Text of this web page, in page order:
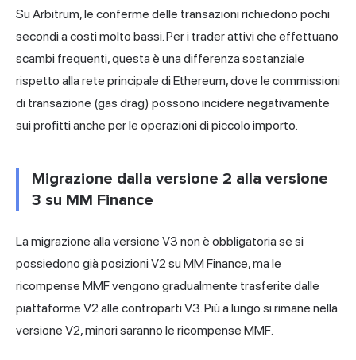
Su Arbitrum, le conferme delle transazioni richiedono pochi
secondi a costi molto bassi. Per i trader attivi che effettuano
scambi frequenti, questa è una differenza sostanziale
rispetto alla rete principale di Ethereum, dove le commissioni
di transazione (gas drag) possono incidere negativamente
sui profitti anche per le operazioni di piccolo importo.
Migrazione dalla versione 2 alla versione
3 su MM Finance
La migrazione alla versione V3 non è obbligatoria se si
possiedono già posizioni V2 su MM Finance, ma le
ricompense MMF vengono gradualmente trasferite dalle
piattaforme V2 alle controparti V3. Più a lungo si rimane nella
versione V2, minori saranno le ricompense MMF.